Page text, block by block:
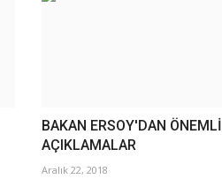
BAKAN ERSOY'DAN ÖNEMLİ
AÇIKLAMALAR
Aralık 22, 2018